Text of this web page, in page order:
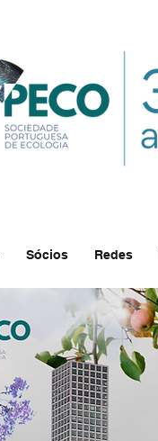
Sócios Redes